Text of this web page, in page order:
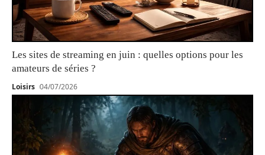
Les sites de streaming en juin : quelles options pour les
amateurs de séries ?
Loisirs 04/07/2026